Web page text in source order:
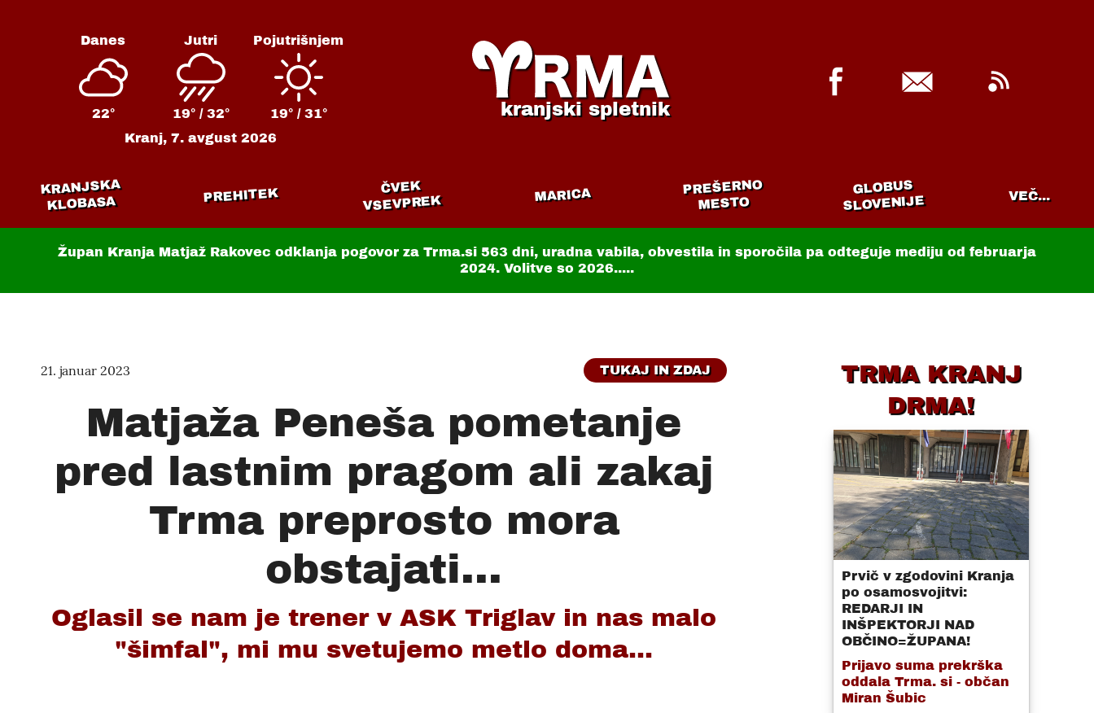
Danes
22°
Jutri
19° / 32°
Pojutrišnjem
19° / 31°
Kranj,7. avgust 2026
kranjski spletnik
KRANJSKA
KLOBASA PREHITEK ČVEK
VSEVPREK MARICA PREŠERNO
MESTO
GLOBUS
SLOVENIJE VEČ...
Župan Kranja Matjaž Rakovec odklanja pogovor za Trma.si 563 dni, uradna vabila, obvestila in sporočila pa odteguje mediju od februarja
2024. Volitve so 2026.....
21. januar 2023 TUKAJ IN ZDAJ
Matjaža Peneša pometanje
pred lastnim pragom ali zakaj
Trma preprosto mora
obstajati...
Oglasil se nam je trener v ASK Triglav in nas malo
"šimfal", mi mu svetujemo metlo doma...
TRMA KRANJ
DRMA!
Prvič v zgodovini Kranja
po osamosvojitvi:
REDARJI IN
INŠPEKTORJI NAD
OBČINO=ŽUPANA!
Prijavo suma prekrška
oddala Trma. si - občan
Miran Šubic